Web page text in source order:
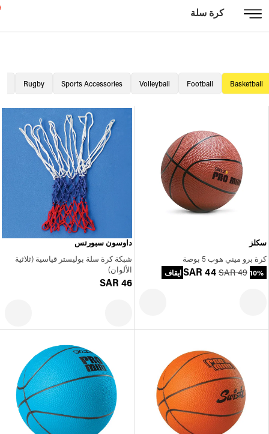
كرة سلة
Basketball
Football
Volleyball
Sports Accessories
Rugby
سكلز
كرة برو ميني هوب 5 بوصة
SAR 44 SAR 49 10% ايقاف
داوسون سبورتس
شبكة كرة سلة بوليستر قياسية (ثلاثية
الألوان)
SAR 46